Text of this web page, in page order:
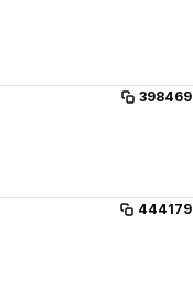
398469
444179